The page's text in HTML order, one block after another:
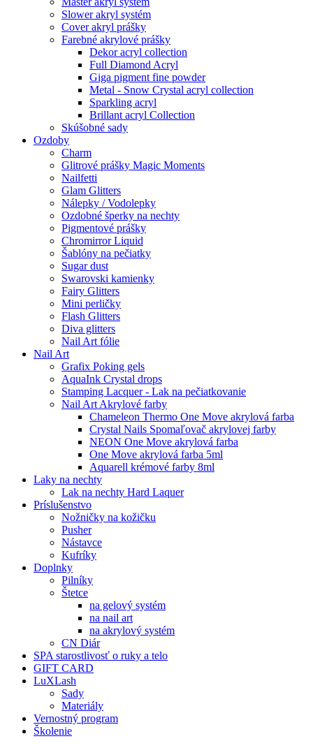
Slower akryl systém
Cover akryl prášky
Farebné akrylové prášky
Dekor acryl collection
Full Diamond Acryl
Giga pigment fine powder
Metal - Snow Crystal acryl collection
Sparkling acryl
Brillant acryl Collection
Skúšobné sady
Ozdoby
Charm
Glitrové prášky Magic Moments
Nailfetti
Glam Glitters
Nálepky / Vodolepky
Ozdobné šperky na nechty
Pigmentové prášky
Chromirror Liquid
Šablóny na pečiatky
Sugar dust
Swarovski kamienky
Fairy Glitters
Mini perličky
Flash Glitters
Diva glitters
Nail Art fólie
Nail Art
Grafix Poking gels
AquaInk Crystal drops
Stamping Lacquer - Lak na pečiatkovanie
Nail Art Akrylové farby
Chameleon Thermo One Move akrylová farba
Crystal Nails Spomaľovač akrylovej farby
NEON One Move akrylová farba
One Move akrylová farba 5ml
Aquarell krémové farby 8ml
Laky na nechty
Lak na nechty Hard Laquer
Príslušenstvo
Nožničky na kožičku
Pusher
Nástavce
Kufríky
Doplnky
Pilníky
Štetce
na gelový systém
na nail art
na akrylový systém
CN Diár
SPA starostlivosť o ruky a telo
GIFT CARD
LuXLash
Sady
Materiály
Vernostný program
Školenie